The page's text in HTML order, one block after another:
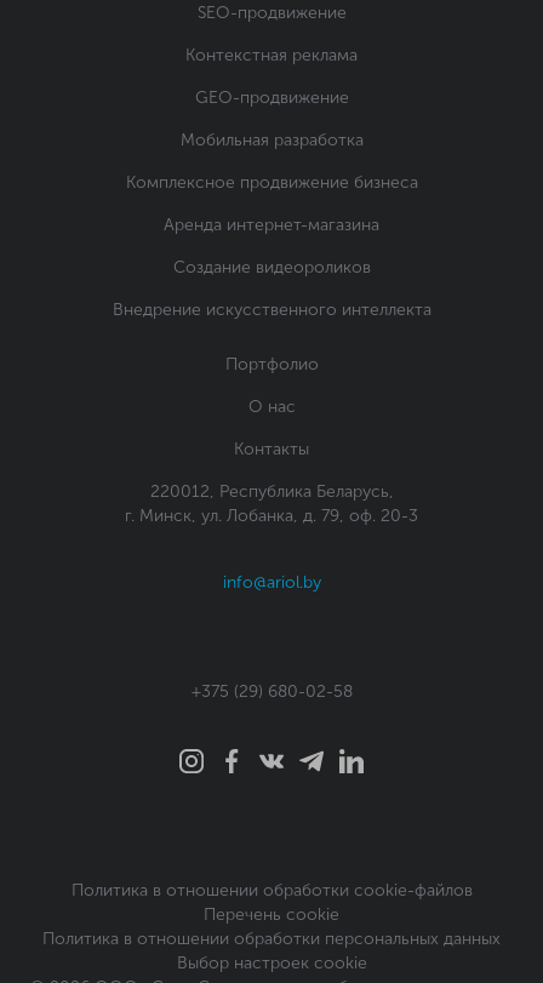
SEO-продвижение
Контекстная реклама
GEO-продвижение
Мобильная разработка
Комплексное продвижение бизнеса
Аренда интернет-магазина
Создание видеороликов
Внедрение искусственного интеллекта
Портфолио
О нас
Контакты
220012, Республика Беларусь,
г. Минск, ул. Лобанка, д. 79, оф. 20-3
info@ariol.by
+375 (29) 680-02-58
Политика в отношении обработки cookie-файлов
Перечень cookie
Политика в отношении обработки персональных данных
Выбор настроек cookie